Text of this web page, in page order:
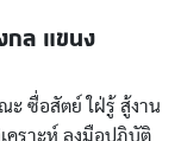
กล แขนง
ซื่อสัตย์ ใฝ่รู้ สู้งาน
คราะห์ ลงมือปฏิบัติ